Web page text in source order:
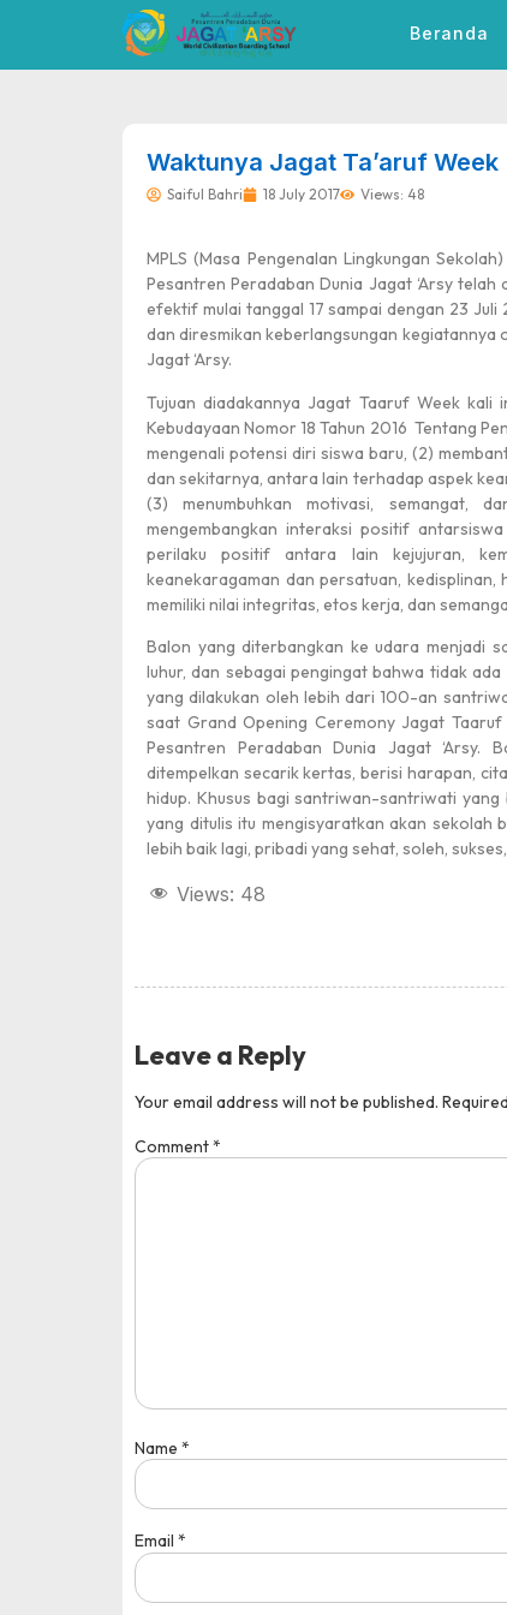
Beranda
Waktunya Jagat Ta’aruf Week
Saiful Bahri 18 July 2017 Views: 48
MPLS (Masa Pengenalan Lingkungan
Pesantren Peradaban Dunia Jagat ‘Arsy
efektif mulai tanggal 17 sampai dengan 23
dan diresmikan keberlangsungan kegiatannya
Jagat ‘Arsy.
Tujuan diadakannya Jagat Taaruf Week kali
Kebudayaan Nomor 18 Tahun 2016 Tentang
mengenali potensi diri siswa baru, (2)
dan sekitarnya, antara lain terhadap aspek
(3) menumbuhkan motivasi, semangat,
mengembangkan interaksi positif
perilaku positif antara lain kejujuran,
keanekaragaman dan persatuan,
memiliki nilai integritas, etos kerja, dan
Balon yang diterbangkan ke udara menjadi
luhur, dan sebagai pengingat bahwa tidak
yang dilakukan oleh lebih dari 100-an
saat Grand Opening Ceremony Jagat Taaruf
Pesantren Peradaban Dunia Jagat ‘Arsy.
ditempelkan secarik kertas, berisi harapan,
hidup. Khusus bagi santriwan-santriwati yang
yang ditulis itu mengisyaratkan akan sekolah
lebih baik lagi, pribadi yang sehat, soleh,
Views: 48
Leave a Reply
Your email address will not be published.
Comment*
Name *
Email *